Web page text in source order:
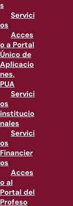
s
Servici
os
Acces
o a Portal
Único de
Aplicacio
nes,
PUA
Servici
os
institucio
nales
Servici
os
Financier
os
Acces
o al
Portal del
Profeso